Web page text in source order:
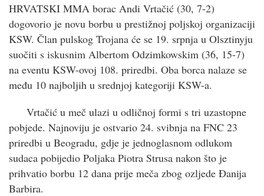
HRVATSKI MMA borac Andi Vrtačić (30, 7-2)
dogovorio je novu borbu u prestižnoj poljskoj organizaciji
KSW. Član pulskog Trojana će se 19. srpnja u Olsztinyju
suočiti s iskusnim Albertom Odzimkowskim (36, 15-7)
na eventu KSW-ovoj 108. priredbi. Oba borca nalaze se
među 10 najboljih u srednjoj kategoriji KSW-a.
Vrtačić u meč ulazi u odličnoj formi s tri uzastopne
pobjede. Najnoviju je ostvario 24. svibnja na FNC 23
priredbi u Beogradu, gdje je jednoglasnom odlukom
sudaca pobijedio Poljaka Piotra Strusa nakon što je
prihvatio borbu 12 dana prije meča zbog ozljede Đanija
Barbira.